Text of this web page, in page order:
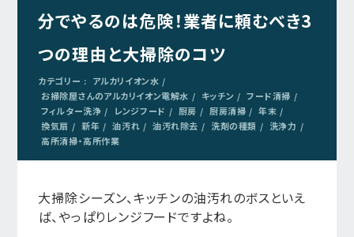
分でやるのは危険！業者に頼むべき3
つの理由と大掃除のコツ
カテゴリー : アルカリイオン水
お掃除屋さんのアルカリイオン電解水
キッチン
フード清掃
フィルター洗浄
レンジフード 厨房 厨房清掃
年末
換気扇
新年 油汚れ 油汚れ除去 洗剤の種類
洗浄力
高所清掃・高所作業
大掃除シーズン、キッチンの油汚れのボスといえ
ば、やっぱりレンジフードですよね。